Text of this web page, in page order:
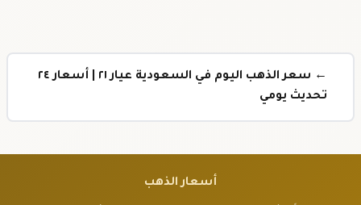
← سعر الذهب اليوم في السعودية عيار ٢١ | أسعار ٢٤
تحديث يومي
أسعار الذهب